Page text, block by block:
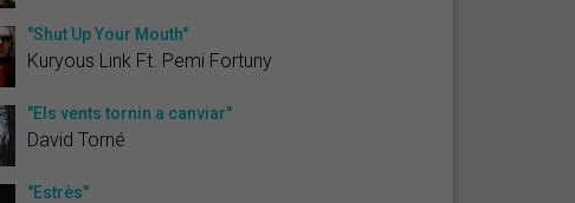
"Shut Up Your Mouth"
Kuryous Link Ft. Pemi Fortuny
"Els vents tornin a canviar"
David Torné
"Estrès"